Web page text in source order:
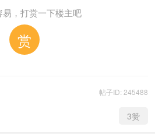
易，打赏一下楼主吧
赏
帖子ID: 245488
3赞